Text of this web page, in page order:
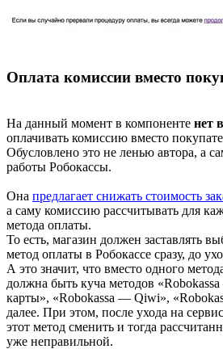
Оплата комиссии вместо
На данный момент в компоненте нет
оплачивать комиссию вместо
Обусловлено это не ленью автора, а
работы Робокассы.
Она предлагает снижать стоимость
а саму комиссию рассчитывать для
метода оплаты.
То есть, магазин должен заставлять
метод оплаты в Робокассе сразу, до
А это значит, что вместо одного
должна быть куча методов
карты», «Robokassa — Qiwi»,
далее. При этом, после ухода на
этот метод сменить и тогда
уже неправильной.